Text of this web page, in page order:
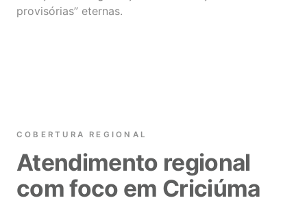
provisórias” eternas.
COBERTURA REGIONAL
Atendimento regional
com foco em Criciúma